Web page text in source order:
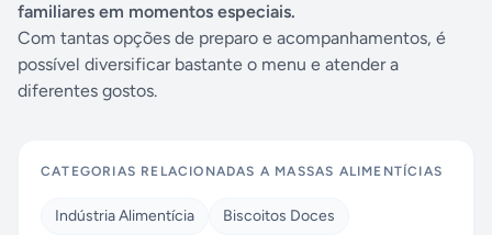
familiares em momentos especiais.
Com tantas opções de preparo e acompanhamentos, é
possível diversificar bastante o menu e atender a
diferentes gostos.
CATEGORIAS RELACIONADAS A MASSAS ALIMENTÍCIAS
Indústria Alimentícia
Biscoitos Doces